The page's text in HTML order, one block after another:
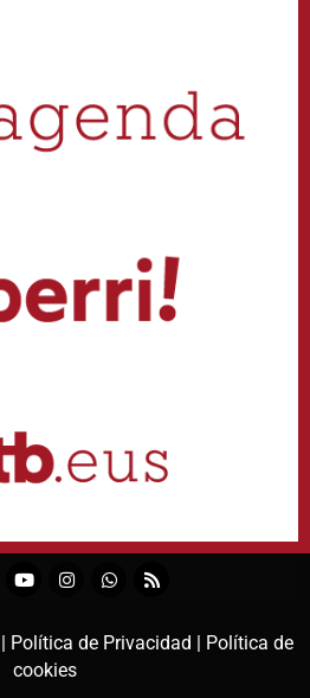
Política de Privacidad |
Política de
cookies